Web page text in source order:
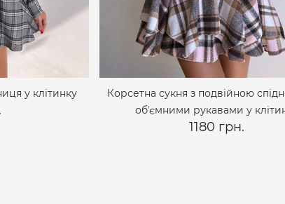
у клітинку
Корсетна сукня з подвійною
обʼємними рукавами у
1180 грн.